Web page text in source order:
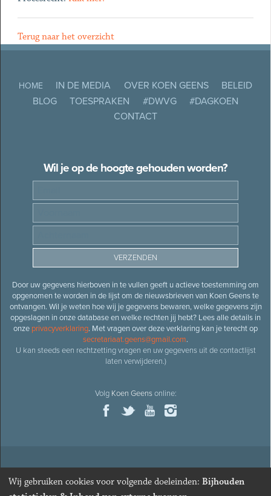
Terug naar het overzicht
HOME IN DE MEDIA OVER KOEN GEENS
BELEID
BLOG
TOESPRAKEN #DWVG
#DAGKOEN
CONTACT
Wil je op de hoogte gehouden worden?
Door uw gegevens hierboven in te vullen geeft u actieve toestemming om
opgenomen te worden in de lijst om de nieuwsbrieven van Koen Geens te
ontvangen. Wil je weten hoe wij je gegevens bewaren, welke gegevens zijn
opgeslagen in onze database en welke rechten jij hebt? Lees alle details in
onze privacyverklaring. Met vragen over deze verklaring kan je terecht op
secretariaat.geens@gmail.com.
U kan steeds een rechtzetting vragen en uw gegevens uit de contactlijst
laten verwijderen.)
Volg Koen Geensonline:
© 2026Oud-minister en ere-volksvertegenwoordiger Koen
· Alle rechten voorbehouden · Cookies wijzigen
Wij gebruiken cookies voor volgende doeleinden: Bijhouden